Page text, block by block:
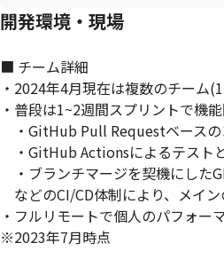
開発環境・現場
■ チーム詳細
・2024年4月現在は複数のチーム
・普段は1~2週間スプリントで機能
・GitHub Pull Requestベースの
・GitHub Actionsによるテスト
・ブランチマージを契機にした
などのCI/CD体制により、メイ
・フルリモートで個人のパフォー
※2023年7月時点